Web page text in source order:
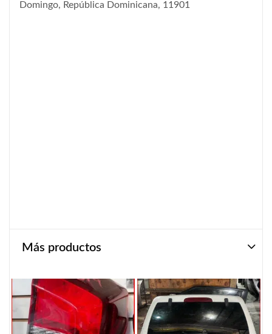
Domingo, República Dominicana, 11901
Más productos